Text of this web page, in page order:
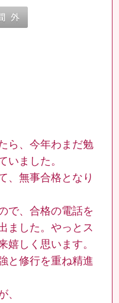
ら、今年わまだ勉
いました。
、無事合格となり
で、合格の電話を
ました。やっとス
嬉しく思います。
と修行を重ね精進
、